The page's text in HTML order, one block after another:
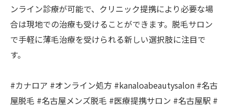
ンライン診療が可能で、クリニック提携により必要な場
合は現地での治療も受けることができます。脱毛サロン
で手軽に薄毛治療を受けられる新しい選択肢に注目で
す。
#カナロア #オンライン処方 #kanaloabeautysalon #名古
屋脱毛 #名古屋メンズ脱毛 #医療提携サロン #名古屋駅 #